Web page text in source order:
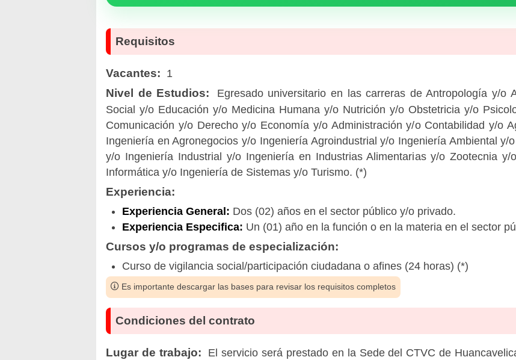
Requisitos
Vacantes: 1
Nivel de Estudios:
Egresado universitario en las carreras de Antropología y/o
Social y/o Educación y/o Medicina Humana y/o Nutrición y/o Obstetricia y/o
Comunicación y/o Derecho y/o Economía y/o Administración y/o Contabilidad y/o
Ingeniería en Agronegocios y/o Ingeniería Agroindustrial y/o Ingeniería Ambiental y/
y/o Ingeniería Industrial y/o Ingeniería en Industrias Alimentarias y/o Zootecnia
Informática y/o Ingeniería de Sistemas y/o Turismo. (*)
Experiencia:
Experiencia General: Dos (02) años en el sector público y/o privado.
Experiencia Especifica: Un (01) año en la función o en la materia en el sector
Cursos y/o programas de especialización:
Curso de vigilancia social/participación ciudadana o afines (24 horas) (*)
Es importante descargar las bases para revisar los requisitos completos
Condiciones del contrato
Lugar de trabajo:
El servicio será prestado en la Sede del CTVC de